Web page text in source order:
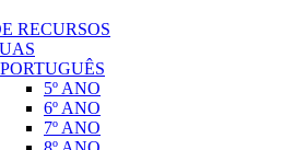
RECURSOS
PORTUGUÊS
5º ANO
6º ANO
7º ANO